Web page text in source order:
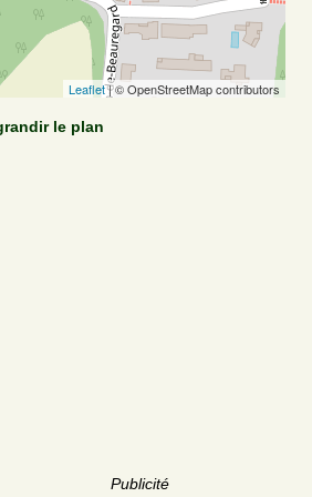
Leaflet| © OpenStreetMap contributors
le plan
Publicité